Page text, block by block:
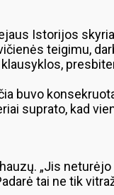
Istorijos
teigimu,
buvo
suprato, kad
„Jis
tai ne tik